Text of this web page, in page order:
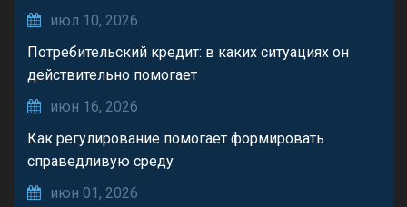
июл 10, 2026
Потребительский кредит: в каких ситуациях он
действительно помогает
июн 16, 2026
Как регулирование помогает формировать
справедливую среду
июн 01, 2026